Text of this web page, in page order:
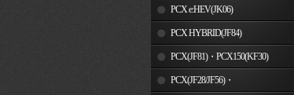
PCX e:HEV(JK06)
PCX HYBRID(JF84)
PCX(JF81)・PCX150(KF30)
PCX(JF28/JF56)・